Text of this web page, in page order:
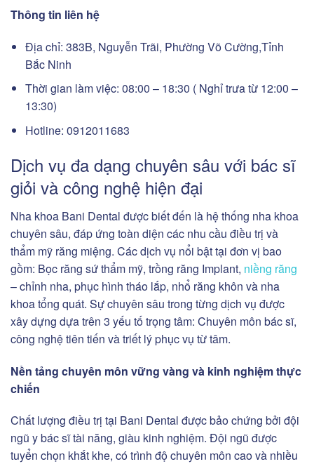
Thông tin liên hệ
Địa chỉ: 383B, Nguyễn Trãi, Phường Võ Cường,Tỉnh
Bắc Ninh
Thời gian làm việc: 08:00 – 18:30 ( Nghỉ trưa từ 12:00 –
13:30)
Hotline: 0912011683
Dịch vụ đa dạng chuyên sâu với bác sĩ
giỏi và công nghệ hiện đại
Nha khoa Bani Dental được biết đến là hệ thống nha khoa
chuyên sâu, đáp ứng toàn diện các nhu cầu điều trị và
thẩm mỹ răng miệng. Các dịch vụ nổi bật tại đơn vị bao
gồm: Bọc răng sứ thẩm mỹ, trồng răng Implant, niềng răng
– chỉnh nha, phục hình tháo lắp, nhổ răng khôn và nha
khoa tổng quát. Sự chuyên sâu trong từng dịch vụ được
xây dựng dựa trên 3 yếu tố trọng tâm: Chuyên môn bác sĩ,
công nghệ tiên tiến và triết lý phục vụ từ tâm.
Nền tảng chuyên môn vững vàng và kinh nghiệm thực
chiến
Chất lượng điều trị tại Bani Dental được bảo chứng bởi đội
ngũ y bác sĩ tài năng, giàu kinh nghiệm. Đội ngũ được
tuyển chọn khắt khe, có trình độ chuyên môn cao và nhiều